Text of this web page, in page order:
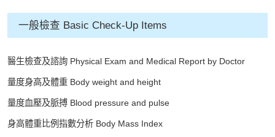
一般檢查 Basic Check-Up Items
醫生檢查及諮詢 Physical Exam and Medical Report by Doctor
量度身高及體重 Body weight and height
量度血壓及脈搏 Blood pressure and pulse
身高體重比例指數分析 Body Mass Index